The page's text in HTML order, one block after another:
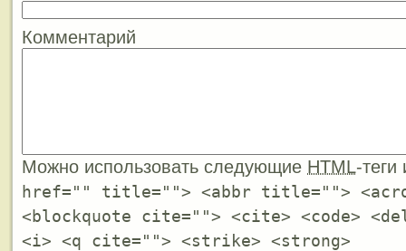
Комментарий
Можно использовать следующие HTML-
href="" title=""> <abbr title="">
<blockquote cite=""> <cite> <code>
<i> <q cite=""> <strike> <strong>